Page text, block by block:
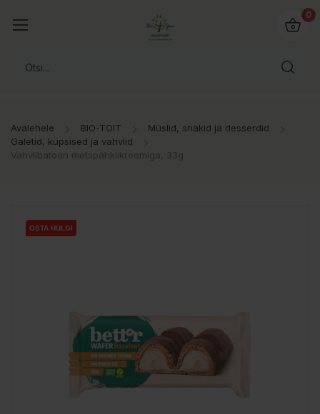
0
Avalehele BIO-TOIT
Müslid, snäkid ja desserdid
Galetid, küpsised ja vahvlid
Vahvlibatoon metspähklikreemiga, 33g
OSTA HULGI
OSTA HULGI
OSTA HULGI